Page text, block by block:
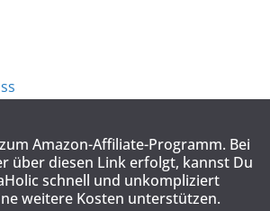
Amazon-Affiliate-Programm. Bei
über diesen Link erfolgt, kannst Du
schnell und unkompliziert
weitere Kosten unterstützen.